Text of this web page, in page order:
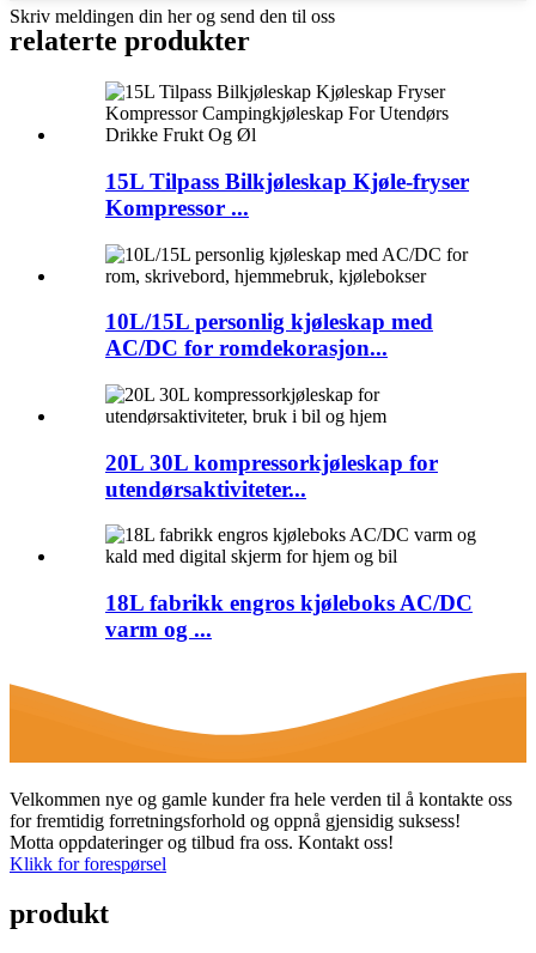
Skriv meldingen din her og send den til oss
relaterte produkter
15L Tilpass Bilkjøleskap Kjøle-fryser
Kompressor ...
10L/15L personlig kjøleskap med
AC/DC for romdekorasjon...
20L 30L kompressorkjøleskap for
utendørsaktiviteter...
18L fabrikk engros kjøleboks AC/DC
varm og ...
Velkommen nye og gamle kunder fra hele verden til å kontakte oss
for fremtidig forretningsforhold og oppnå gjensidig suksess!
Motta oppdateringer og tilbud fra oss. Kontakt oss!
Klikk for forespørsel
produkt